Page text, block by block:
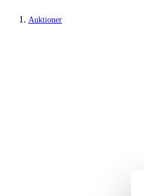
Auktioner